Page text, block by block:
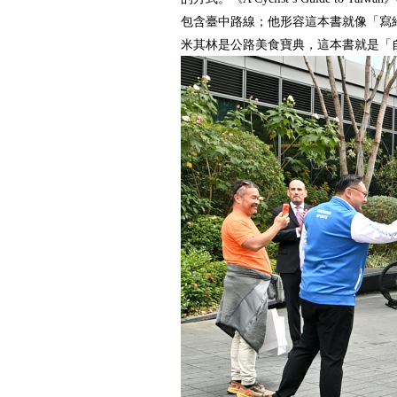
包含臺中路線；他形容這本書就像「
米其林是公路美食寶典，這本書就是「